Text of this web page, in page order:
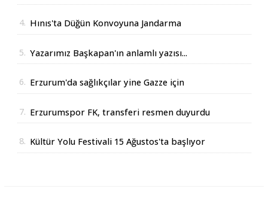
4. Hınıs'ta Düğün Konvoyuna Jandarma
5. Yazarımız Başkapan'ın anlamlı yazısı...
6. Erzurum'da sağlıkçılar yine Gazze için
7. Erzurumspor FK, transferi resmen duyurdu
8. Kültür Yolu Festivali 15 Ağustos'ta başlıyor